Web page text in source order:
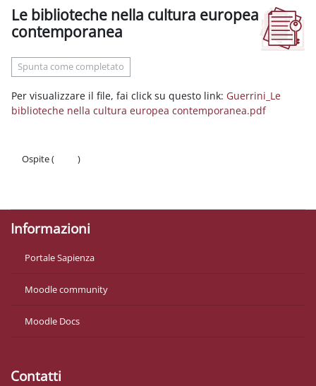
Le biblioteche nella cultura europea
contemporanea
Spunta come completato
Per visualizzare il file, fai click su questo link: Guerrini_Le
biblioteche nella cultura europea contemporanea.pdf
Ospite (
)
Informazioni
Portale Sapienza
Moodle community
Moodle Docs
Contatti